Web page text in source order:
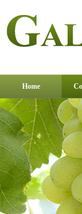
Home